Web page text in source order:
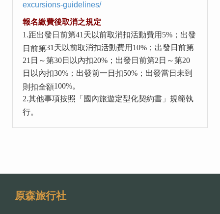
excursions-guidelines/
報名繳費後取消之規定
1.距出發日前第41 天以前取消扣活動費用 5% ；出發
日前第31 天以前取消扣活動費用 10% ；出發日前第
21 日～第30日以內扣20% ；出發日前第2 日～第20
日以內扣30% ；出發前一日扣50% ；出發當日未到
則扣全額100%。
2.其他事項按照「國內旅遊定型化契約書」規範執
行。
原森旅行社